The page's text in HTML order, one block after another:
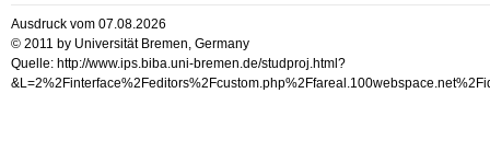
Ausdruck vom 07.08.2026
© 2011 by Universität Bremen, Germany
Quelle: http://www.ips.biba.uni-bremen.de/studproj.html?